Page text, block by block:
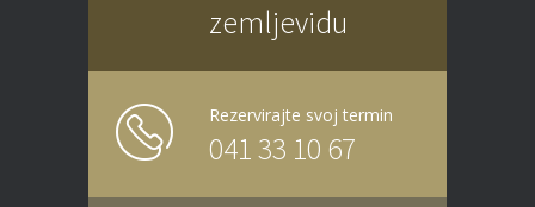
zemljevidu
Rezervirajte svoj termin
041 33 10 67